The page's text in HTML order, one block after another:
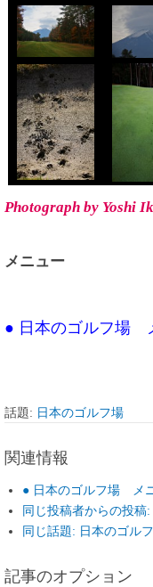
Photograph by Yoshi
メニュー
● 日本のゴルフ場
話題: 日本のゴルフ場
関連情報
● 日本のゴルフ場 メ
同じ投稿者からの投稿:
同じ話題: 日本のゴル
記事のオプション